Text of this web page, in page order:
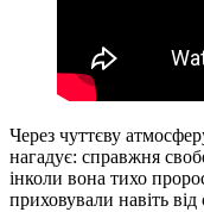
Через чуттєву
нагадує: справжня
інколи вона тихо
приховували навіть від